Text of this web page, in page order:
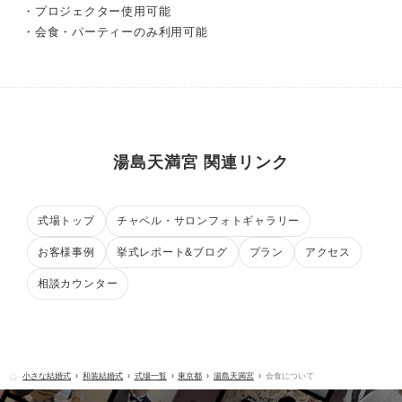
・プロジェクター使用可能
・会食・パーティーのみ利用可能
湯島天満宮 関連リンク
式場トップ チャペル・サロンフォトギャラリー
お客様事例 挙式レポート&ブログ プラン アクセス
相談カウンター
小さな結婚式 和装結婚式 式場一覧 東京都 湯島天満宮 会食について